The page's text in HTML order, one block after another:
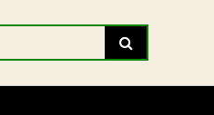
Search